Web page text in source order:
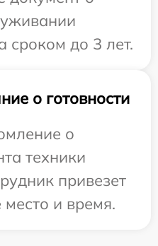
сроком до 3 лет.
о готовности
о
техники
привезет
и время.